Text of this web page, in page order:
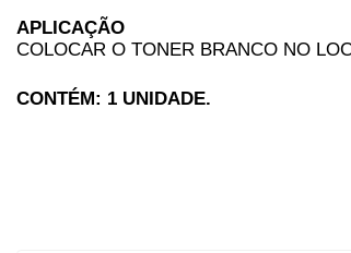
APLICAÇÃO
COLOCAR O TONER BRANCO NO
CONTÉM: 1 UNIDADE.